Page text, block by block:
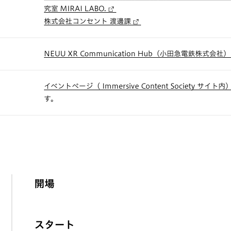
究室 MIRAI LABO.
株式会社コンセント 渡邊課
NEUU XR Communication Hub（小田急電鉄株式会社）
イベントページ（ Immersive Content Society サイト内）
す。
開場
スタート